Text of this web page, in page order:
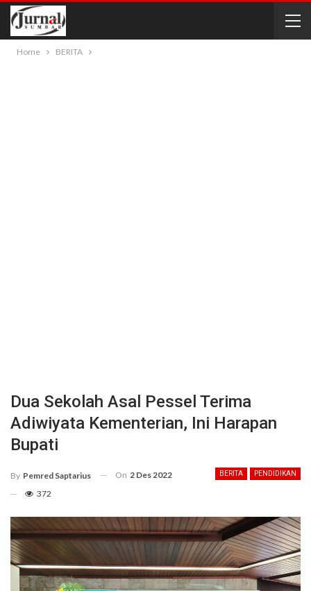
Home BERITA
Dua Sekolah Asal Pessel Terima
Adiwiyata Kementerian, Ini Harapan
Bupati
BERITA PENDIDIKAN
By Pemred Saptarius On 2 Des 2022
372